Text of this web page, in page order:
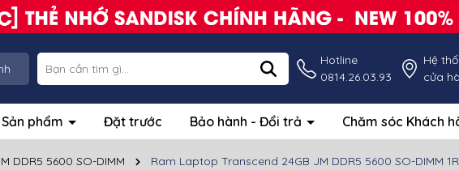
Hotline
0814.26.03.93
Hệ
cửa
Sản phẩm Đặt trước Bảo hành - Đổi trả Chăm sóc Khách
DDR5 5600 SO-DIMM
Ram Laptop Transcend 24GB JM DDR5 5600 SO-DIMM